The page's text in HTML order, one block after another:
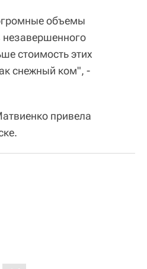
объемы
незавершенного
стоимость этих
снежный ком", -
привела